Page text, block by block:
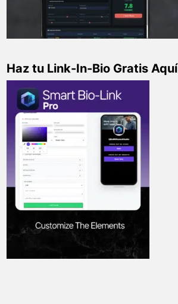
Haz tu Link-In-Bio Gratis Aquí